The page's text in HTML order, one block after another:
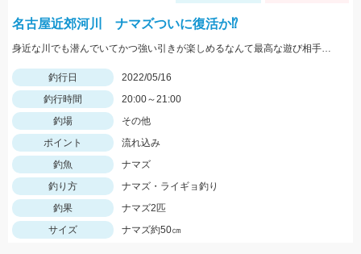
名古屋近郊河川 ナマズついに復活か⁉
身近な川でも潜んでいてかつ強い引きが楽しめるなんて最高な遊び相手です！
釣行日
2022/05/16
釣行時間
20:00～21:00
釣場
その他
ポイント
流れ込み
釣魚
ナマズ
釣り方
ナマズ・ライギョ釣り
釣果
ナマズ2匹
サイズ
ナマズ約50㎝